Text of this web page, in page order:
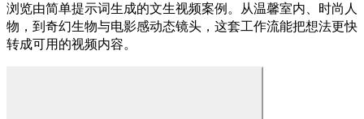
浏览由简单提示词生成的文生视频案例。从温馨室内、时尚人
物，到奇幻生物与电影感动态镜头，这套工作流能把想法更快
转成可用的视频内容。